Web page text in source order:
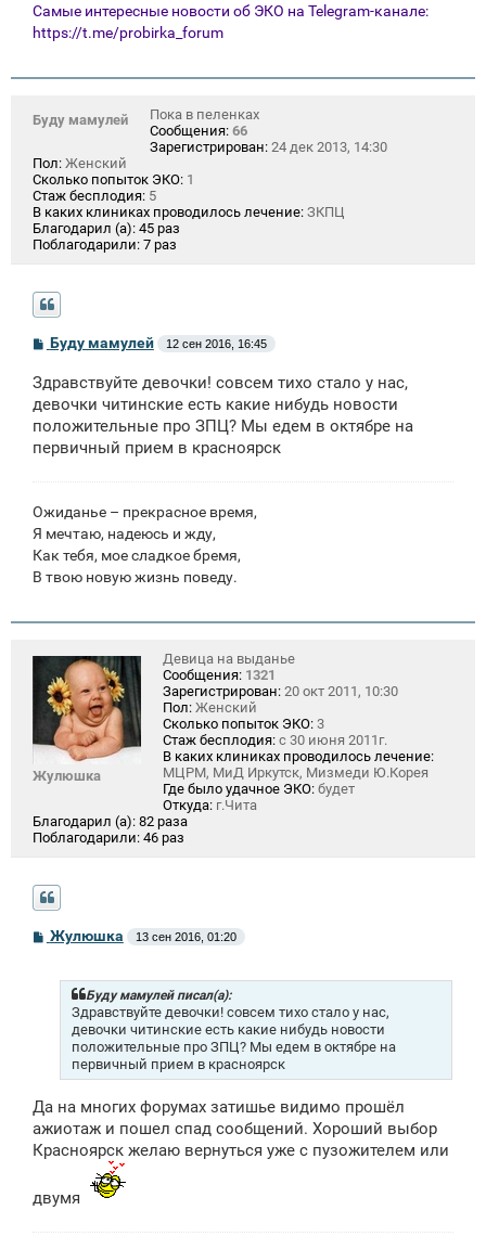
Самые интересные новости об ЭКО на Telegram-канале:
https://t.me/probirka_forum
Буду мамулей
Пока в пеленках
Сообщения: 66
Зарегистрирован: 24 дек 2013, 14:30
Пол: Женский
Сколько попыток ЭКО: 1
Стаж бесплодия: 5
В каких клиниках проводилось лечение: ЗКПЦ
Благодарил (а): 45 раз
Поблагодарили: 7 раз
С
о
б
щ
н
и
Буду мамулей 12 сен 2016, 16:45
Здравствуйте девочки! совсем тихо стало у нас,
девочки читинские есть какие нибудь новости
положительные про ЗПЦ? Мы едем в октябре на
первичный прием в красноярск
Ожиданье – прекрасное время,
Я мечтаю, надеюсь и жду,
Как тебя, мое сладкое бремя,
В твою новую жизнь поведу.
Жулюшка
Девица на выданье
Сообщения: 1321
Зарегистрирован: 20 окт 2011, 10:30
Пол: Женский
Сколько попыток ЭКО: 3
Стаж бесплодия: с 30 июня 2011г.
В каких клиниках проводилось лечение:
МЦРМ, МиД Иркутск, Мизмеди Ю.Корея
Где было удачное ЭКО: будет
Откуда: г.Чита
Благодарил (а): 82 раза
Поблагодарили: 46 раз
С
о
Жулюшка 13 сен 2016, 01:20
Буду мамулей писал(а):
Здравствуйте девочки! совсем тихо стало у нас,
девочки читинские есть какие нибудь новости
положительные про ЗПЦ? Мы едем в октябре на
первичный прием в красноярск
Да на многих форумах затишье видимо прошёл
ажиотаж и пошел спад сообщений. Хороший выбор
Красноярск желаю вернуться уже с пузожителем или
двумя